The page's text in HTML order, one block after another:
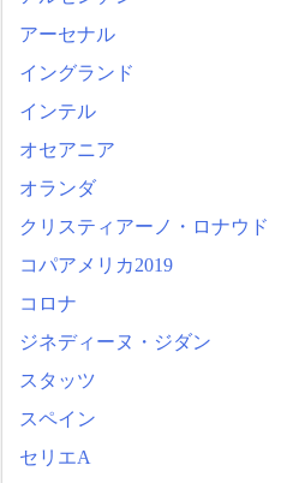
アーセナル
イングランド
インテル
オセアニア
オランダ
クリスティアーノ・ロナウド
コパアメリカ2019
コロナ
ジネディーヌ・ジダン
スタッツ
スペイン
セリエA